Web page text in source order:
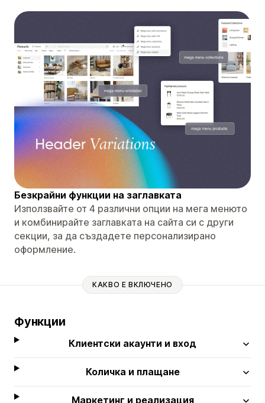
Безкрайни функции на заглавката
Използвайте от 4 различни опции на мега менюто
и комбинирайте заглавката на сайта си с други
секции, за да създадете персонализирано
оформление.
КАКВО Е ВКЛЮЧЕНО
Функции
Клиентски акаунти и вход
Количка и плащане
Маркетинг и реализация